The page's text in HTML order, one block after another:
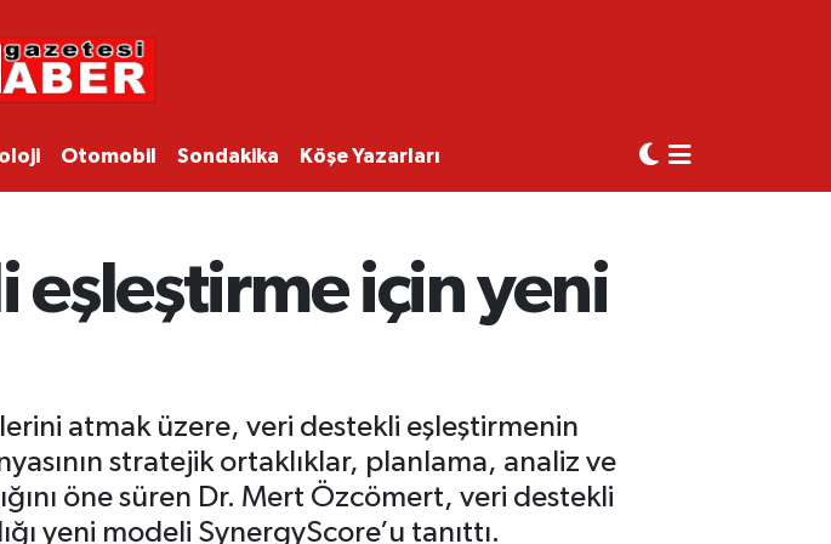
Otomobil Sondakika Köşe Yazarları
eşleştirme için yeni
atmak üzere, veri destekli eşleştirmenin
stratejik ortaklıklar, planlama, analiz ve
öne süren Dr. Mert Özcömert, veri destekli
yeni modeli SynergyScore’u tanıttı.